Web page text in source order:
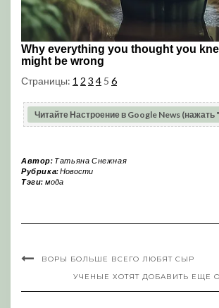
Страницы: 1 2 3 4 5 6
Читайте Настроение в Google News
Автор: Татьяна Снежная
Рубрика:Новости
Тэги: мода
ВОРЫ БОЛЬШЕ ВСЕГО ЛЮБЯТ СЫР
УЧЕНЫЕ ХОТЯТ ДОБАВИТЬ ЕЩЕ